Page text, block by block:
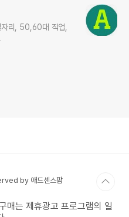
자리, 50,60대 직업,
by 애드센스팜
매는 제휴광고 프로그램의 일